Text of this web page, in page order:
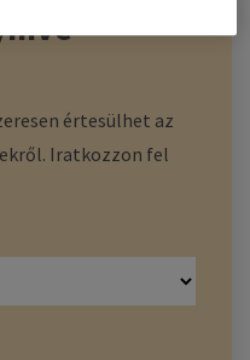
hive
értesülhet az
Iratkozzon fel